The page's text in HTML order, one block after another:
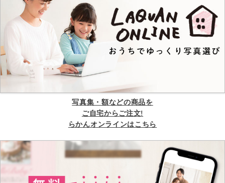
写真集・額などの商品を
ご自宅からご注文!
らかんオンラインはこちら